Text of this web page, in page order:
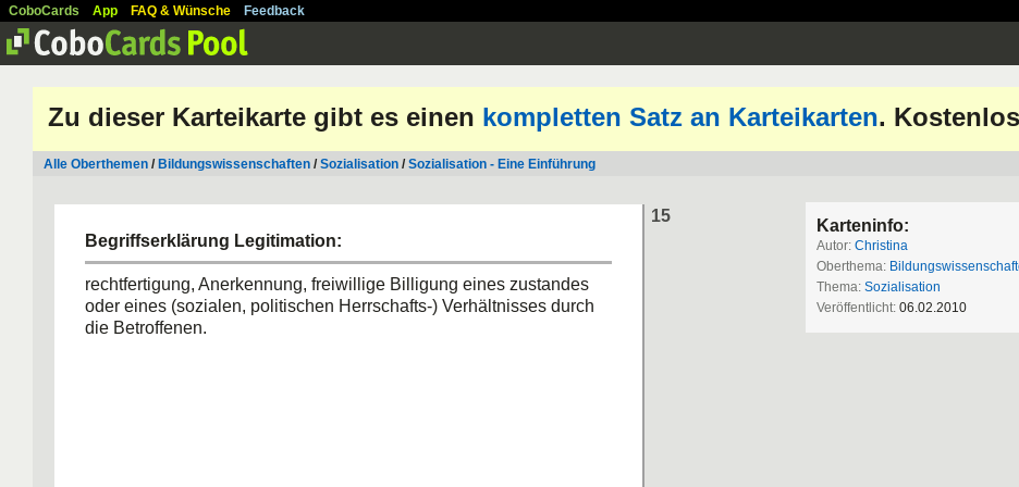
CoboCards App FAQ & Wünsche Feedback
Zu dieser Karteikarte gibt es einen kompletten Satz an Karteikarten.
Alle Oberthemen / Bildungswissenschaften /Sozialisation /Sozialisation - Eine Einführung
15
Begriffserklärung Legitimation:
rechtfertigung, Anerkennung, freiwillige Billigung eines zustandes
oder eines (sozialen, politischen Herrschafts-) Verhältnisses durch
die Betroffenen.
Karteninfo:
Autor: Christina
Oberthema:
Thema: Sozialisation
Veröffentlicht: 06.02.2010